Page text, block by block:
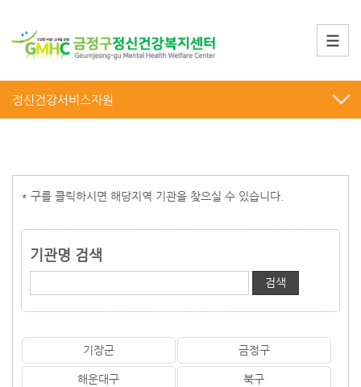
정신건강서비스자원
* 구를 클릭하시면 해당지역 기관을 찾으실 수 있습니다.
기관명 검색
기장군 금정구
해운대구 북구